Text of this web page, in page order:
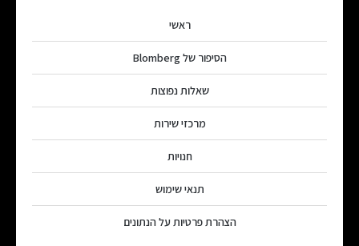
ראשי
הסיפור של Blomberg
שאלות נפוצות
מרכזי שירות
חנויות
תנאי שימוש
הצהרת פרטיות על הנתונים